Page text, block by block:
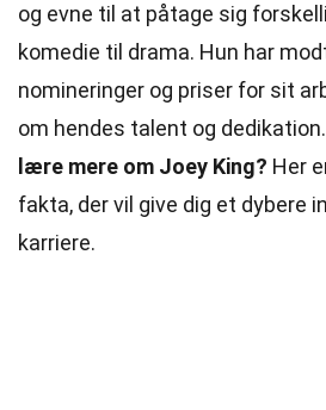
og evne til at påtage sig
komedie til drama. Hun har
nomineringer og priser for sit
om hendes talent og dedikation.
lære mere om Joey King? Her
fakta, der vil give dig et dybere
karriere.